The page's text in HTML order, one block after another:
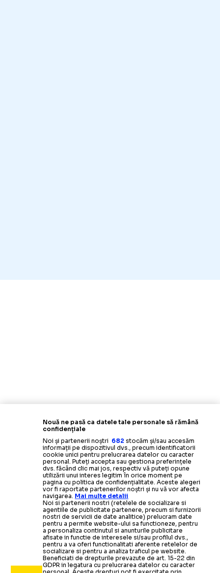
Nouă ne pasă ca datele tale personale să rămână
confidențiale
Noi și partenerii noștri 682 stocăm și/sau accesăm
informații pe dispozitivul dvs., precum identificatorii
cookie unici pentru prelucrarea datelor cu caracter
personal. Puteți accepta sau gestiona preferințele
dvs. făcând clic mai jos, respectiv vă puteți opune
utilizării unui interes legitim în orice moment pe
pagina cu politica de confidențialitate. Aceste alegeri
vor fi raportate partenerilor noștri și nu vă vor afecta
navigarea. Mai multe detalii
Noi si partenerii nostri (retelele de socializare si
agentiile de publicitate partenere, precum si furnizorii
nostri de servicii de date analitice) prelucram date
pentru a permite website-ului sa functioneze, pentru
a personaliza continutul si anunturile publicitare
afisate in functie de interesele si/sau profilul dvs.,
pentru a va oferi functionalitati aferente retelelor de
socializare si pentru a analiza traficul pe website.
Beneficiati de drepturile prevazute de art. 15-22 din
GDPR in legatura cu prelucrarea datelor cu caracter